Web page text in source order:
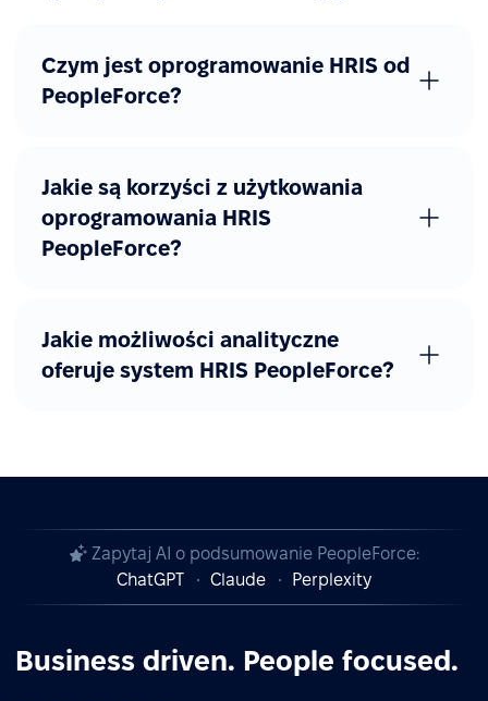
Czym jest oprogramowanie HRIS od
PeopleForce?
Jakie są korzyści z użytkowania
oprogramowania HRIS
PeopleForce?
Jakie możliwości analityczne
oferuje system HRIS PeopleForce?
Zapytaj AI o podsumowanie PeopleForce:
ChatGPT
Claude Perplexity
Business driven. People focused.